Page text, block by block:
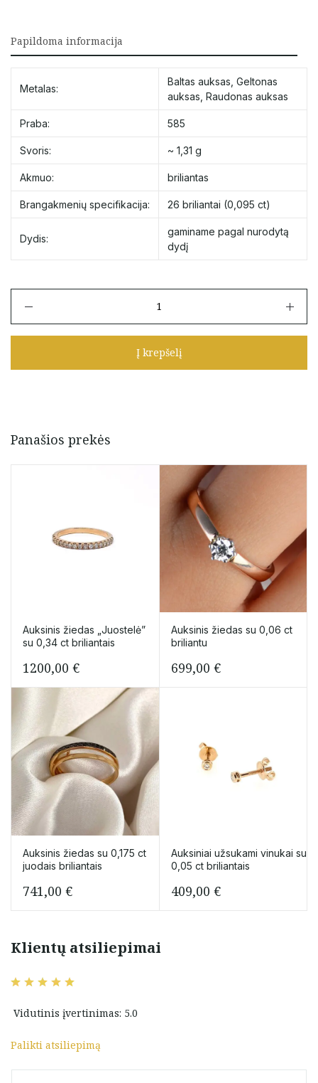
Papildoma informacija
Metalas:
Baltas auksas Geltonas
auksas Raudonas auksas
Praba: 585
Svoris: ~ 1,31 g
Akmuo: briliantas
Brangakmenių specifikacija: 26 briliantai (0,095 ct)
Dydis:
gaminame pagal nurodytą
dydį
Auksinis
juodais
Į krepšelį
Panašios prekės
Auksinis žiedas „Juostelė”
su 0,34 ct briliantais
1200,00 €
Auksinis žiedas su 0,06 ct
briliantu
699,00 €
Auksinis žiedas su 0,175 ct
juodais briliantais
741,00 €
Auksiniai užsukami vinukai su
0,05 ct briliantais
409,00 €
Klientų atsiliepimai
Vidutinis įvertinimas: 5.0
Palikti atsiliepimą